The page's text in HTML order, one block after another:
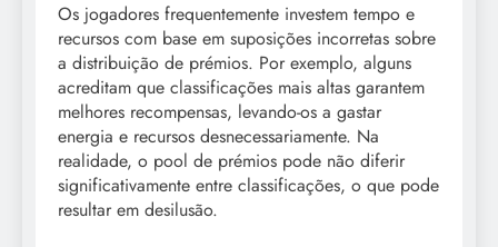
Os jogadores frequentemente investem tempo e
recursos com base em suposições incorretas sobre
a distribuição de prémios. Por exemplo, alguns
acreditam que classificações mais altas garantem
melhores recompensas, levando-os a gastar
energia e recursos desnecessariamente. Na
realidade, o pool de prémios pode não diferir
significativamente entre classificações, o que pode
resultar em desilusão.